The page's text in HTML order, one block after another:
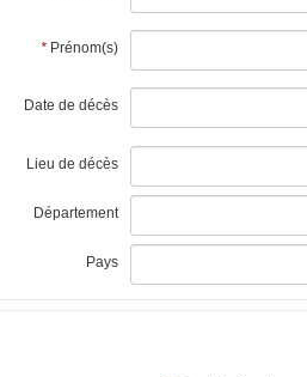
* Prénom(s)
Date de décès
Lieu de décès
Département
Pays